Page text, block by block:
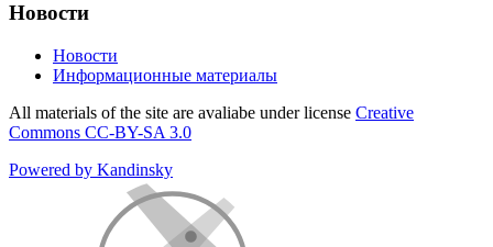
Новости
Новости
Информационные материалы
All materials of the site are avaliabe under license Creative
Commons СС-BY-SA 3.0
Powered by Kandinsky